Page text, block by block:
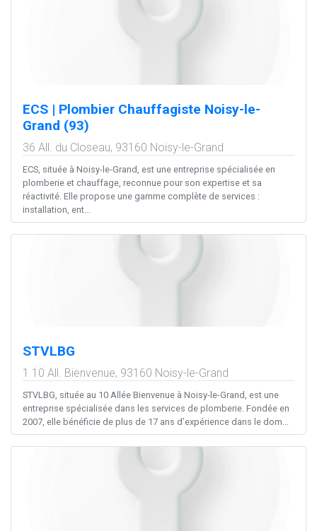
ECS | Plombier Chauffagiste Noisy-le-
Grand (93)
36 All. du Closeau, 93160 Noisy-le-Grand
ECS, située à Noisy-le-Grand, est une entreprise spécialisée en
plomberie et chauffage, reconnue pour son expertise et sa
réactivité. Elle propose une gamme complète de services :
installation, ent...
STVLBG
1 10 All. Bienvenue, 93160 Noisy-le-Grand
STVLBG, située au 10 Allée Bienvenue à Noisy-le-Grand, est une
entreprise spécialisée dans les services de plomberie. Fondée en
2007, elle bénéficie de plus de 17 ans d’expérience dans le dom...